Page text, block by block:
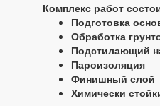
Комплекс работ
Подготовка
Обработка
Подстилающий
Пароизоляция
Финишный слой
Химически